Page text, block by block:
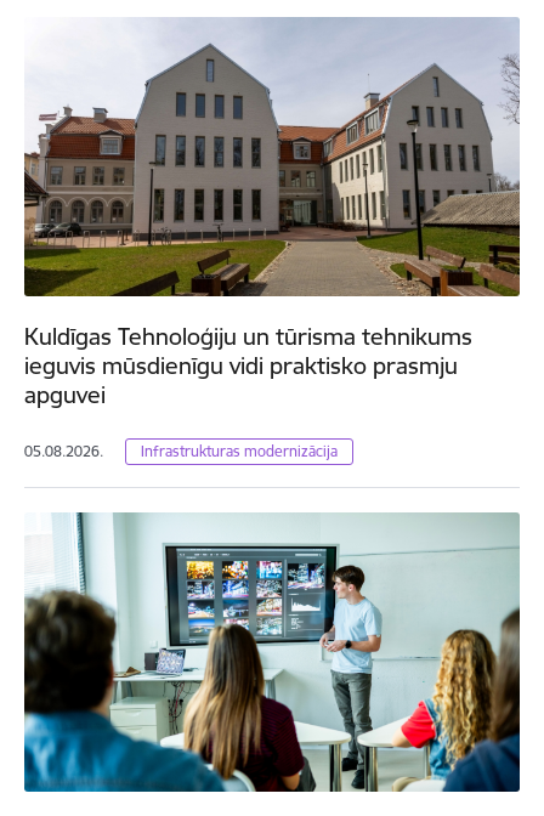
Kuldīgas Tehnoloģiju un tūrisma tehnikums
ieguvis mūsdienīgu vidi praktisko prasmju
apguvei
05.08.2026. Infrastrukturas modernizācija